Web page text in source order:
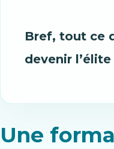
Bref, tout ce
devenir
Une